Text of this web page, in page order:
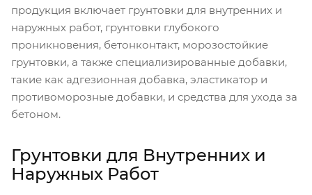
продукция включает грунтовки для внутренних и
наружных работ, грунтовки глубокого
проникновения, бетонконтакт, морозостойкие
грунтовки, а также специализированные добавки,
такие как адгезионная добавка, эластикатор и
противоморозные добавки, и средства для ухода за
бетоном.
Грунтовки для Внутренних и
Наружных Работ